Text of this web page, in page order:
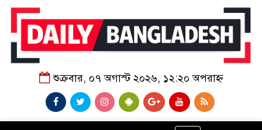
শুক্রবার, ০৭ অগাস্ট ২০২৬, ১২:২০ অপরাহ্ন